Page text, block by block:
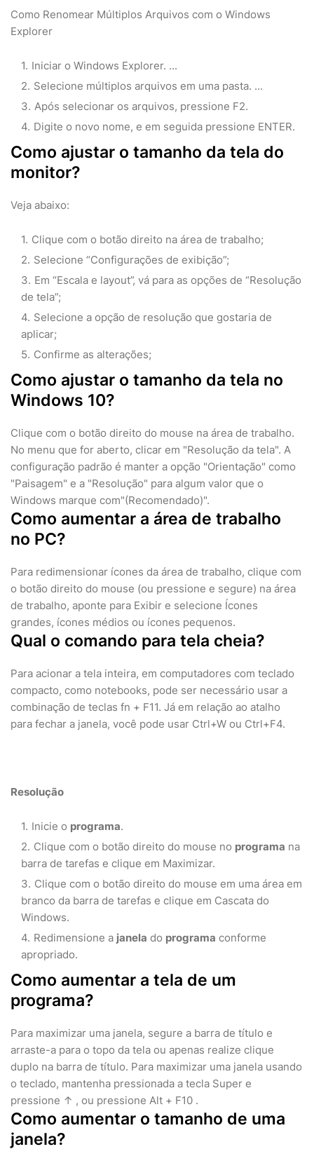
Como Renomear Múltiplos Arquivos com o Windows
Explorer
Iniciar o Windows Explorer. ...
Selecione múltiplos arquivos em uma pasta. ...
Após selecionar os arquivos, pressione F2.
Digite o novo nome, e em seguida pressione ENTER.
Como ajustar o tamanho da tela do
monitor?
Veja abaixo:
Clique com o botão direito na área de trabalho;
Selecione “Configurações de exibição”;
Em “Escala e layout”, vá para as opções de “Resolução
de tela”;
Selecione a opção de resolução que gostaria de
aplicar;
Confirme as alterações;
Como ajustar o tamanho da tela no
Windows 10?
Clique com o botão direito do mouse na área de trabalho.
No menu que for aberto, clicar em "Resolução da tela". A
configuração padrão é manter a opção "Orientação" como
"Paisagem" e a "Resolução" para algum valor que o
Windows marque com"(Recomendado)".
Como aumentar a área de trabalho
no PC?
Para redimensionar ícones da área de trabalho, clique com
o botão direito do mouse (ou pressione e segure) na área
de trabalho, aponte para Exibir e selecione Ícones
grandes, ícones médios ou ícones pequenos.
Qual o comando para tela cheia?
Para acionar a tela inteira, em computadores com teclado
compacto, como notebooks, pode ser necessário usar a
combinação de teclas fn + F11. Já em relação ao atalho
para fechar a janela, você pode usar Ctrl+W ou Ctrl+F4.
Resolução
Inicie o programa.
Clique com o botão direito do mouse no programa na
barra de tarefas e clique em Maximizar.
Clique com o botão direito do mouse em uma área em
branco da barra de tarefas e clique em Cascata do
Windows.
Redimensione a janela do programa conforme
apropriado.
Como aumentar a tela de um
programa?
Para maximizar uma janela, segure a barra de título e
arraste-a para o topo da tela ou apenas realize clique
duplo na barra de título. Para maximizar uma janela usando
o teclado, mantenha pressionada a tecla Super e
pressione ↑ , ou pressione Alt + F10 .
Como aumentar o tamanho de uma
janela?